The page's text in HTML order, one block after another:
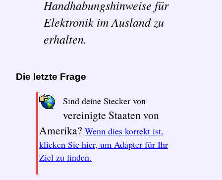
Handhabungshinweise für
Elektronik im Ausland zu
erhalten.
Die letzte Frage
Sind deine Stecker von
vereinigte Staaten von
Amerika? Wenn dies korrekt ist,
klicken Sie hier, um Adapter für Ihr
Ziel zu finden.